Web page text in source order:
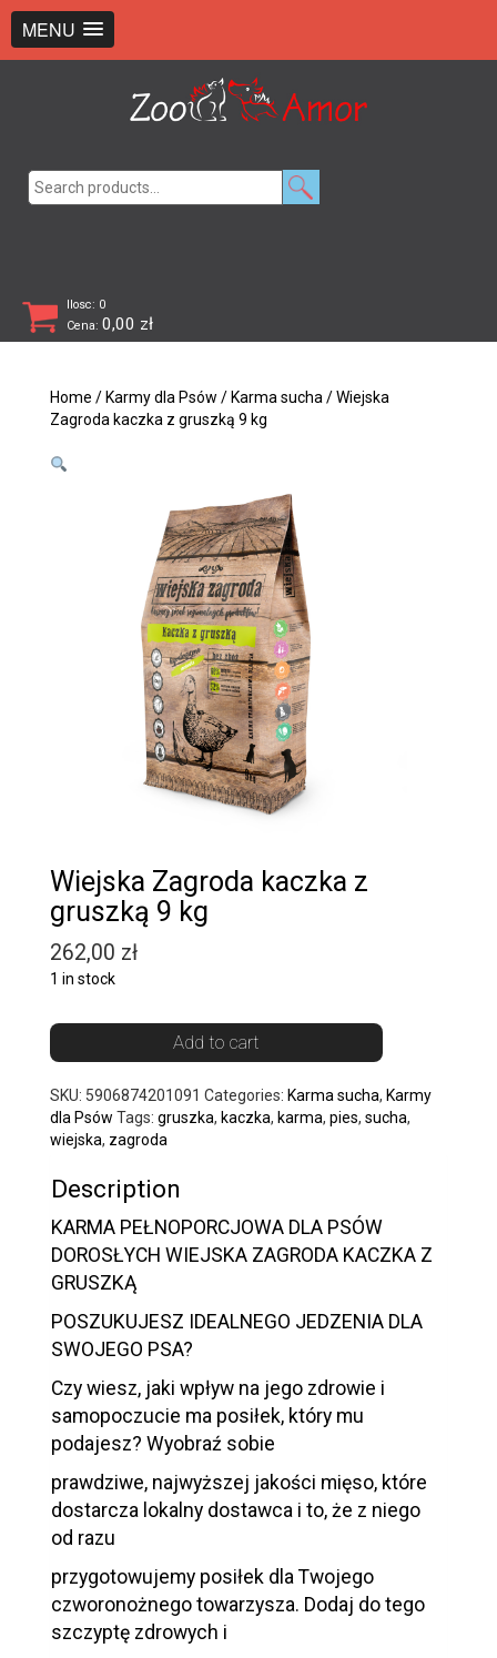
MENU
Ilosc: 0
Cena: 0,00 zł
Home / Karmy dla Psów / Karma sucha/ Wiejska
Zagroda kaczka z gruszką 9 kg
Wiejska Zagroda kaczka z
gruszką 9 kg
262,00 zł
1 in stock
Add to cart
SKU: 5906874201091 Categories: Karma sucha, Karmy
dla Psów Tags: gruszka, kaczka, karma, pies, sucha,
wiejska, zagroda
Description
KARMA PEŁNOPORCJOWA DLA PSÓW
DOROSŁYCH WIEJSKA ZAGRODA KACZKA Z
GRUSZKĄ
POSZUKUJESZ IDEALNEGO JEDZENIA DLA
SWOJEGO PSA?
Czy wiesz, jaki wpływ na jego zdrowie i
samopoczucie ma posiłek, który mu
podajesz? Wyobraź sobie
prawdziwe, najwyższej jakości mięso, które
dostarcza lokalny dostawca i to, że z niego
od razu
przygotowujemy posiłek dla Twojego
czworonożnego towarzysza. Dodaj do tego
szczyptę zdrowych i